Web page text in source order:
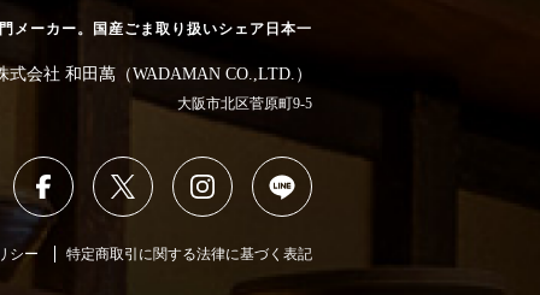
メーカー。 国産ごま取り扱いシェア日本一
式会社 和田萬（WADAMAN CO.,LTD.）
大阪市北区菅原町9-5
シー 特定商取引に関する法律に基づく表記